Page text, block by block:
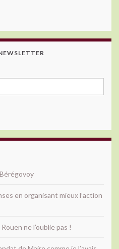
en organisant mieux l’action
ne l’oublie pas !